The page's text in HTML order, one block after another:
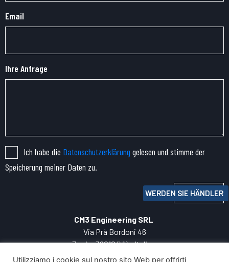
WERDEN SIE HÄNDLER
Email
Ihre Anfrage
Ich habe die Datenschutzerklärung gelesen und stimme der
Speicherung meiner Daten zu.
Senden
CM3 Engineering SRL
Via Prà Bordoni 46
Zanè – 36010 (VI) – Italien
TEL: +39 0445.060050
Utilizziamo i cookie sul nostro sito Web per offrirti